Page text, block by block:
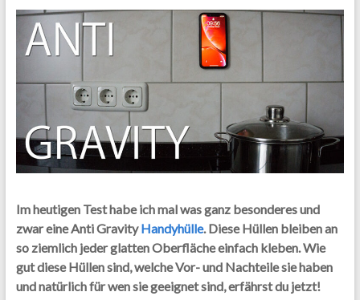
Im heutigen Test habe ich mal was ganz besonderes und
zwar eine Anti GravityHandyhülle. Diese Hüllen bleiben an
so ziemlich jeder glatten Oberfläche einfach kleben. Wie
gut diese Hüllen sind, welche Vor- und Nachteile sie haben
und natürlich für wen sie geeignet sind, erfährst du jetzt!